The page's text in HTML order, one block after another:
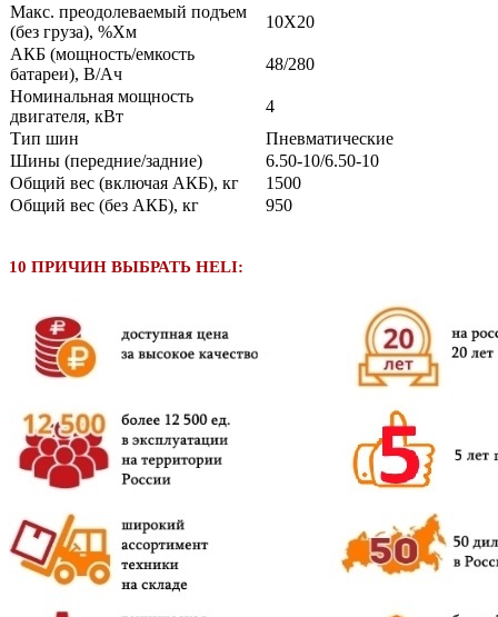
Макс. преодолеваемый подъем
(без груза), %Хм
10Х20
АКБ (мощность/емкость
батареи), В/Ач
48/280
Номинальная мощность
двигателя, кВт
4
Тип шин
Пневматические
Шины (передние/задние)
6.50-10/6.50-10
Общий вес (включая АКБ), кг
1500
Общий вес (без АКБ), кг
950
10 ПРИЧИН ВЫБРАТЬ HELI: